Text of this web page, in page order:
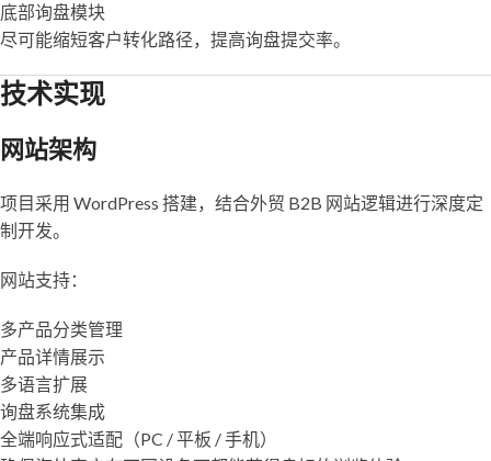
底部询盘模块
尽可能缩短客户转化路径，提高询盘提交率。
技术实现
网站架构
项目采用 WordPress 搭建，结合外贸 B2B 网站逻辑进行深度定
制开发。
网站支持：
多产品分类管理
产品详情展示
多语言扩展
询盘系统集成
全端响应式适配（PC / 平板 / 手机）